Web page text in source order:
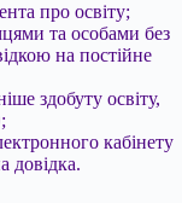
про освіту;
та особами без
на постійне
здобуту освіту,
кабінету
довідка.